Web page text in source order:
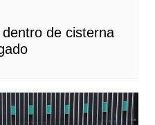
de cisterna